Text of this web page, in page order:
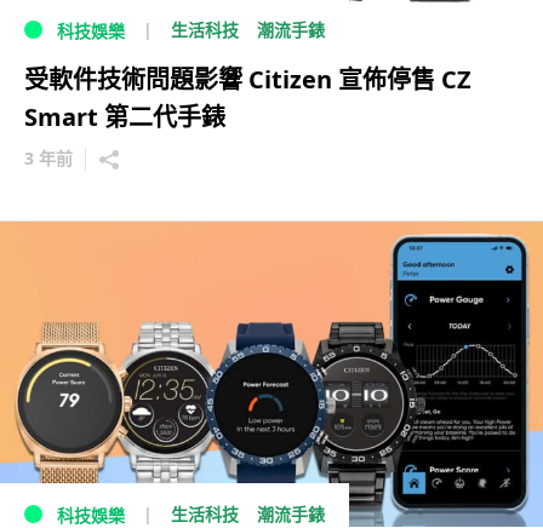
科技娛樂 生活科技 潮流手錶
受軟件技術問題影響 Citizen 宣佈停售 CZ
Smart 第二代手錶
3 年前
科技娛樂 生活科技 潮流手錶